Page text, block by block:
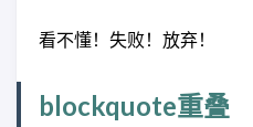
看不懂！失败！放弃！
blockquote重叠